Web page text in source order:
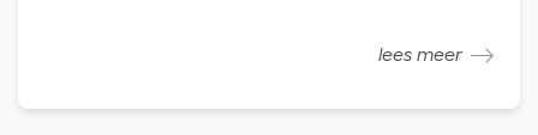
lees meer